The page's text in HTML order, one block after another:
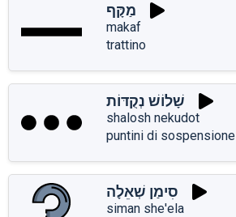
מַקָּף
makaf
trattino
שָׁלוֹשׁ נְקֻדּוֹת
shalosh nekudot
puntini di sospensione
סִימַן שְׁאֵלָה
siman she'ela